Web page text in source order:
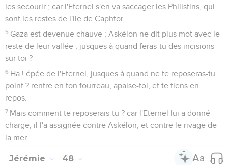
les secourir ; car l'Eternel s'en va saccager les Philistins, qui
sont les restes de l'Ile de Caphtor.
5 Gaza est devenue chauve ; Askélon ne dit plus mot avec le
reste de leur vallée ; jusques à quand feras-tu des incisions
sur toi ?
6 Ha ! épée de l'Eternel, jusques à quand ne te reposeras-tu
point ? rentre en ton fourreau, apaise-toi, et te tiens en
repos.
7 Mais comment te reposerais-tu ? car l'Eternel lui a donné
charge, il l'a assignée contre Askélon, et contre le rivage de
la mer.
Jérémie 48